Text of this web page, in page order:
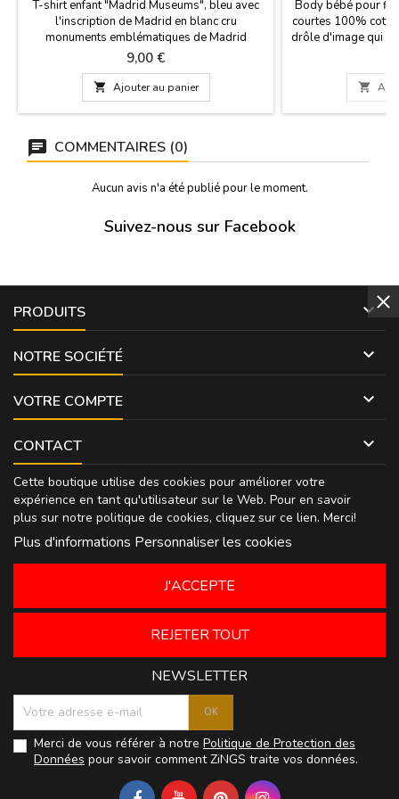
T-shirt enfant "Madrid Museums", bleu avec
l'inscription de Madrid en blanc cru
monuments emblématiques de Madrid
Original City, pour les plus petits. T-shirts
unisexes, 100% coton, pour enfants. Tailles
du 2 au 11 ans.
Prix
9,00 €
 Ajouter au panier
Body bébé pour
courtes 100%
drôle d'image qui
bas pour
deux
COMMENTAIRES (0)
Aucun avis n'a été publié pour le moment.
Suivez-nous sur Facebook
PRODUITS 
NOTRE SOCIÉTÉ 
VOTRE COMPTE 
CONTACT 
Cette boutique utilise des cookies pour améliorer votre
expérience en tant qu'utilisateur sur le Web. Pour en savoir
plus sur notre politique de cookies, cliquez sur ce lien. Merci!
Plus d'informations Personnaliser les cookies
REJETER TOUT
J'ACCEPTE
NEWSLETTER
Merci de vous référer à notre Politique de Protection des
Données pour savoir comment ZiNGS traite vos données.